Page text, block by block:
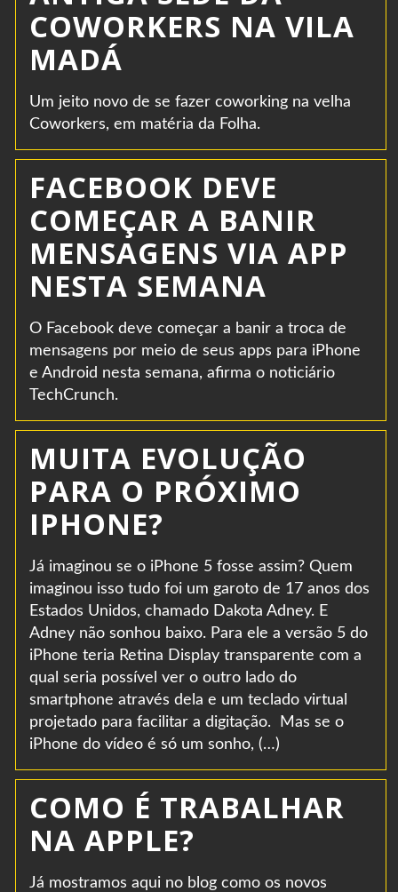
COWORKERS NA VILA
MADÁ
Um jeito novo de se fazer coworking na velha
Coworkers, em matéria da Folha.
FACEBOOK DEVE
COMEÇAR A BANIR
MENSAGENS VIA APP
NESTA SEMANA
O Facebook deve começar a banir a troca de
mensagens por meio de seus apps para iPhone
e Android nesta semana, afirma o noticiário
TechCrunch.
MUITA EVOLUÇÃO
PARA O PRÓXIMO
IPHONE?
Já imaginou se o iPhone 5 fosse assim? Quem
imaginou isso tudo foi um garoto de 17 anos dos
Estados Unidos, chamado Dakota Adney. E
Adney não sonhou baixo. Para ele a versão 5 do
iPhone teria Retina Display transparente com a
qual seria possível ver o outro lado do
smartphone através dela e um teclado virtual
projetado para facilitar a digitação. Mas se o
iPhone do vídeo é só um sonho, (…)
COMO É TRABALHAR
NA APPLE?
Já mostramos aqui no blog como os novos